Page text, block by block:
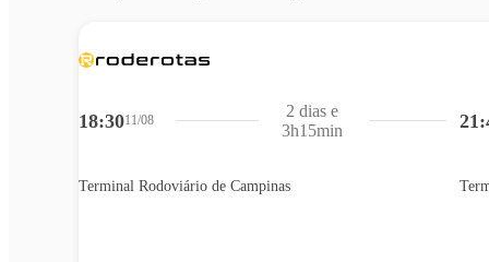
18:3011/08
Terminal Rodoviário de Campinas
2 dias e
3h15min